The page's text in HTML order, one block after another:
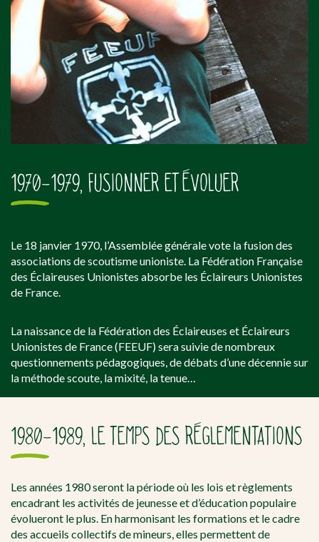
1970-1979, FUSIONNER ET ÉVOLUER
Le 18 janvier 1970, l’Assemblée générale vote la fusion des
associations de scoutisme unioniste. La Fédération Française
des Éclaireuses Unionistes absorbe les Éclaireurs Unionistes
de France.
La naissance de la Fédération des Éclaireuses et Éclaireurs
Unionistes de France (FEEUF) sera suivie de nombreux
questionnements pédagogiques, de débats d’une décennie sur
la méthode scoute, la mixité, la tenue…
1980-1989, LE TEMPS DES RÉGLEMENTATIONS
Les années 1980 seront la période où les lois et règlements
encadrant les activités de jeunesse et d’éducation populaire
évolueront le plus. En harmonisant les formations et le cadre
des accueils collectifs de mineurs, elles permettent de